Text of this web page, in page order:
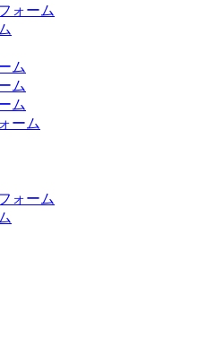
ォーム
ム
ム
ム
ーム
ォーム